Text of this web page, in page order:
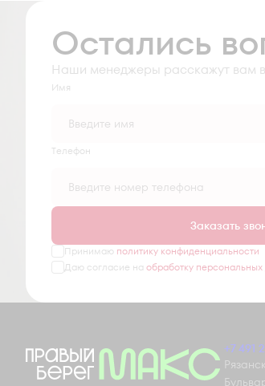
Остались
Наши менеджеры расскажут вам
Имя
Tелефон
Заказать
Принимаю политику конфиденциальности
Даю согласие на обработку
+7 491